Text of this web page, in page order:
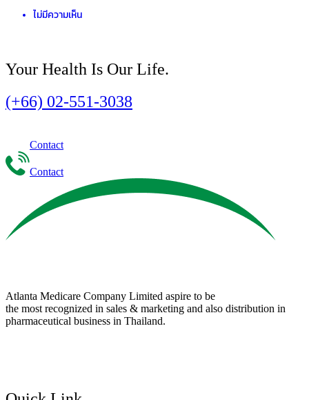
ไม่มีความเห็น
Your Health Is Our Life.
(+66) 02-551-3038
Contact
Contact
Atlanta Medicare Company Limited aspire to be
the most recognized in sales & marketing and also distribution in
pharmaceutical business in Thailand.